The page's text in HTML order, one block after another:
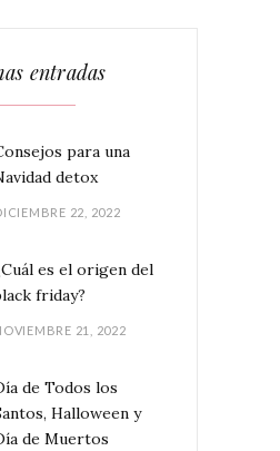
entradas
para una
detox
22, 2022
es el origen del
friday?
21, 2022
de Todos los
Halloween y
de Muertos